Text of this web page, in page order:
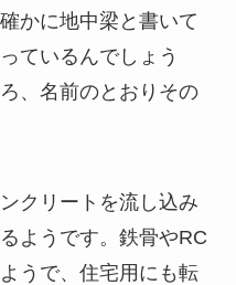
かに地中梁と書いて
ているんでしょう
、名前のとおりその
クリートを流し込み
ようです。鉄骨やRC
うで、住宅用にも転